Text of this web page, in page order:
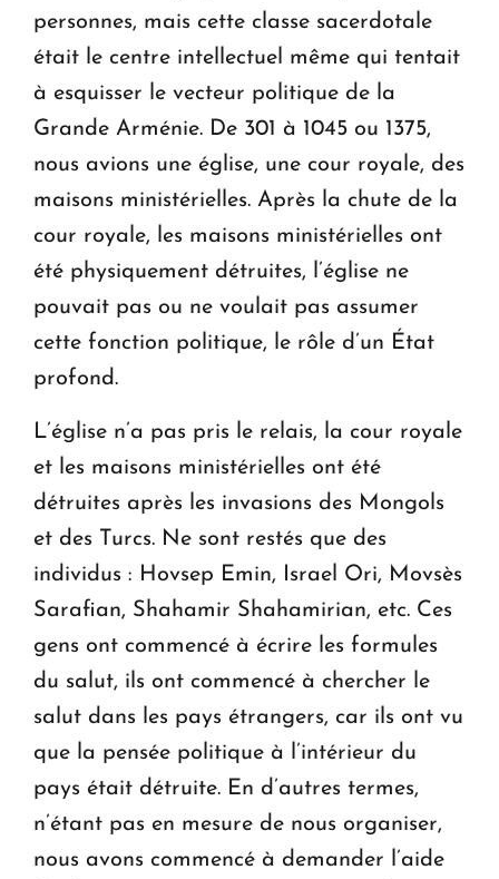
personnes, mais cette classe sacerdotale
était le centre intellectuel même qui tentait
à esquisser le vecteur politique de la
Grande Arménie. De 301 à 1045 ou 1375,
nous avions une église, une cour royale, des
maisons ministérielles. Après la chute de la
cour royale, les maisons ministérielles ont
été physiquement détruites, l’église ne
pouvait pas ou ne voulait pas assumer
cette fonction politique, le rôle d’un État
profond.
L’église n’a pas pris le relais, la cour royale
et les maisons ministérielles ont été
détruites après les invasions des Mongols
et des Turcs. Ne sont restés que des
individus : Hovsep Emin, Israel Ori, Movsès
Sarafian, Shahamir Shahamirian, etc. Ces
gens ont commencé à écrire les formules
du salut, ils ont commencé à chercher le
salut dans les pays étrangers, car ils ont vu
que la pensée politique à l’intérieur du
pays était détruite. En d’autres termes,
n’étant pas en mesure de nous organiser,
nous avons commencé à demander l’aide